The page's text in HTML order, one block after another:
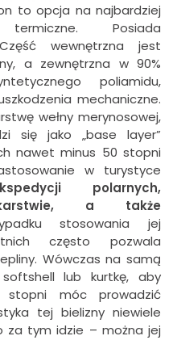
to opcja na najbardziej
Posiada
wewnętrzna jest
a zewnętrzna w 90%
poliamidu,
mechaniczne.
wełny merynosowej,
się jako „base layer”
nawet minus 50 stopni
w turystyce
polarnych,
a także
stosowania jej
często pozwala
Wówczas na samą
lub kurtkę, aby
móc prowadzić
tej bielizny niewiele
za tym idzie – można jej